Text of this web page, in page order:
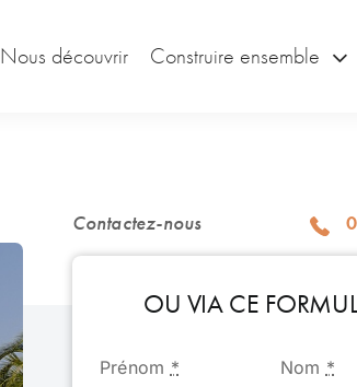
Nous découvrir Construire ensemble
Contactez-nous
OU VIA CE
Prénom * Nom *